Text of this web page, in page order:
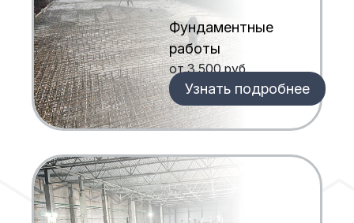
Фундаментные
работы
от 3 500 руб.
Узнать подробнее